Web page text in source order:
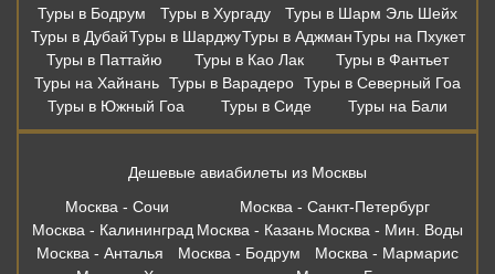
Туры в Бодрум
Туры в Хургаду
Туры в Шарм Эль Шейх
Туры в ДубайТуры в ШарджуТуры в АджманТуры на Пхукет
Туры в Паттайю
Туры в Као Лак
Туры в Фантьет
Туры на Хайнань Туры в Варадеро Туры в Северный Гоа
Туры в Южный Гоа
Туры в Сиде Туры на Бали
Дешевые авиабилеты из Москвы
Москва - Сочи
Москва - Санкт-Петербург
Москва - Калининград Москва - Казань Москва - Мин. Воды
Москва - Анталья
Москва - Бодрум
Москва - Мармарис